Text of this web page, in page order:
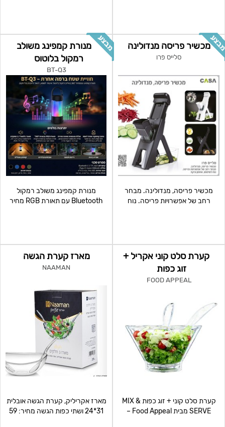
מכשיר פריסה מנדולינה
סלייס פרו
מכשיר פריסה, מנדולינה. מבחר
רחב של אפשרויות פריסה. נוח
מנורת קמפינג משולב
רמקול בלוטוס
BT-Q3
מנורת קמפינג משולב רמקול
Bluetooth עם תאורת RGB מחיר
קערת סלט קוני אקריל +
זוג כפות
FOOD APPEAL
קערת סלט קוני + זוג כפות MIX &
SERVE מבית Food Appeal –
מארז קערת הגשה
NAAMAN
מארז אקריליק, קערת הגשה אובלית
31*24 ושתי כפות הגשה מחיר: 59